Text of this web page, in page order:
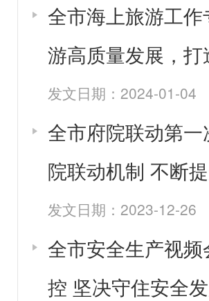
全市海上旅游工
游高质量发展，
发文日期：2024-01-04
全市府院联动第
院联动机制 不断
发文日期：2023-12-26
全市安全生产视
控 坚决守住安全